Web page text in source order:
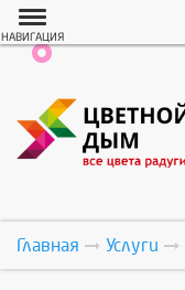
НАВИГАЦИЯ
Главная Услуги